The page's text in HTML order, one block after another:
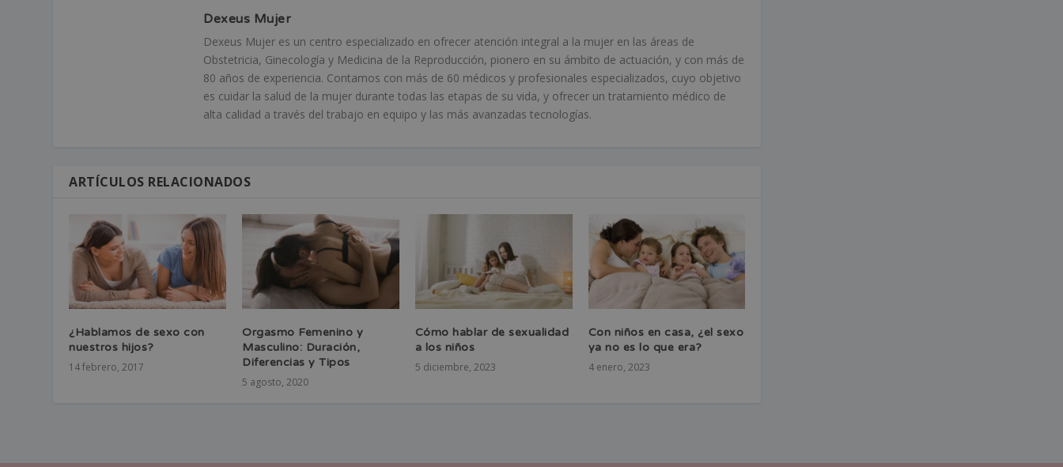
Dexeus Mujer
Dexeus Mujer es un centro especializado en ofrecer atención integral a la mujer en las áreas de
Obstetricia, Ginecología y Medicina de la Reproducción, pionero en su ámbito de actuación, y con más de
80 años de experiencia. Contamos con más de 60 médicos y profesionales especializados, cuyo objetivo
es cuidar la salud de la mujer durante todas las etapas de su vida, y ofrecer un tratamiento médico de
alta calidad a través del trabajo en equipo y las más avanzadas tecnologías.
ARTÍCULOS RELACIONADOS
¿Hablamos de sexo con
nuestros hijos?
14 febrero, 2017
Orgasmo Femenino y
Masculino: Duración,
Diferencias y Tipos
5 agosto, 2020
Cómo hablar de sexualidad
a los niños
5 diciembre, 2023
Con niños en casa, ¿el sexo
ya no es lo que era?
4 enero, 2023